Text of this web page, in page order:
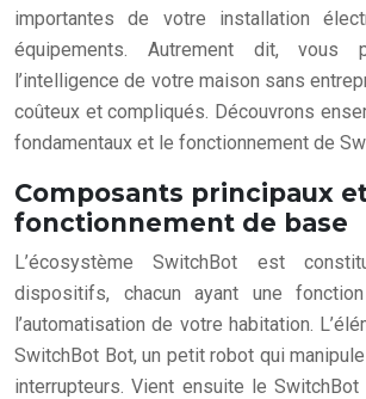
importantes de votre installation
équipements. Autrement dit, vous
l’intelligence de votre maison sans
coûteux et compliqués. Découvrons
fondamentaux et le fonctionnement de
Composants principaux
fonctionnement de base
L’écosystème SwitchBot est
dispositifs, chacun ayant une
l’automatisation de votre habitation.
SwitchBot Bot, un petit robot qui
interrupteurs. Vient ensuite le